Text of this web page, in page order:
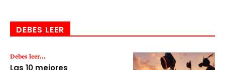
DEBES LEER
Debes leer...
Las 10 mejores